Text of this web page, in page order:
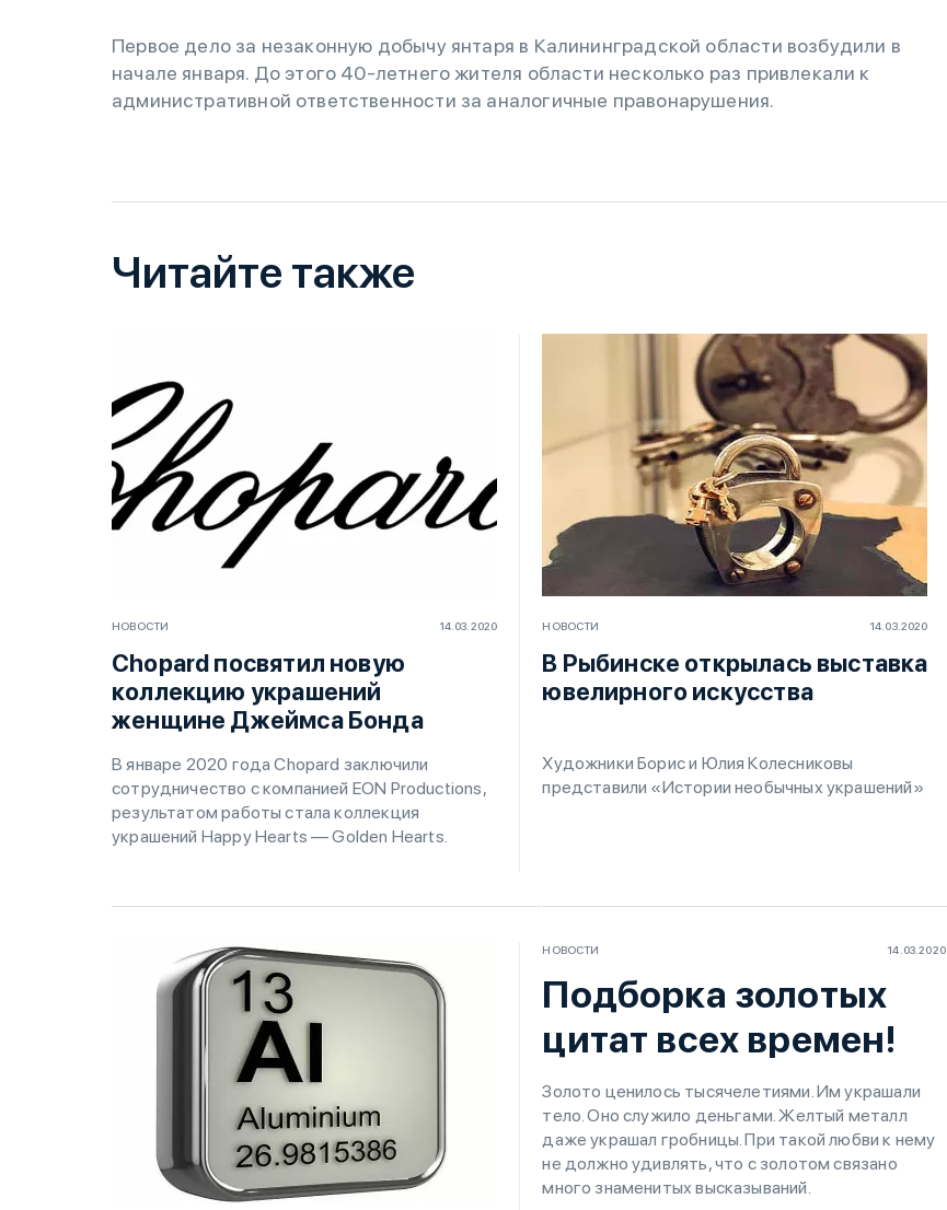
Первое дело за незаконную добычу янтаря в Калининградской области возбудили в
начале января. До этого 40-летнего жителя области несколько раз привлекали к
административной ответственности за аналогичные правонарушения.
Читайте также
НОВОСТИ 14.03.2020
Chopard посвятил новую
коллекцию украшений
женщине Джеймса Бонда
В январе 2020 года Chopard заключили
сотрудничество с компанией EON Productions,
результатом работы стала коллекция
украшений Happy Hearts — Golden Hearts.
НОВОСТИ 14.03.2020
В Рыбинске открылась выставка
ювелирного искусства
Художники Борис и Юлия Колесниковы
представили «Истории необычных украшений»
НОВОСТИ 14.03.2020
Подборка золотых
цитат всех времен!
Золото ценилось тысячелетиями. Им украшали
тело. Оно служило деньгами. Желтый металл
даже украшал гробницы. При такой любви к нему
не должно удивлять, что с золотом связано
много знаменитых высказываний.